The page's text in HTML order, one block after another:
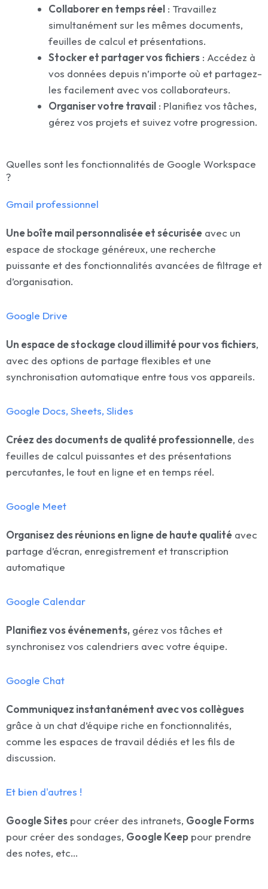
Collaborer en temps réel : Travaillez
simultanément sur les mêmes documents,
feuilles de calcul et présentations.
Stocker et partager vos fichiers : Accédez à
vos données depuis n’importe où et partagez-
les facilement avec vos collaborateurs.
Organiser votre travail : Planifiez vos tâches,
gérez vos projets et suivez votre progression.
Quelles sont les fonctionnalités de Google Workspace
?
Gmail professionnel
Une boîte mail personnalisée et sécurisée avec un
espace de stockage généreux, une recherche
puissante et des fonctionnalités avancées de filtrage et
d’organisation.
Google Drive
Un espace de stockage cloud illimité pour vos fichiers,
avec des options de partage flexibles et une
synchronisation automatique entre tous vos appareils.
Google Docs, Sheets, Slides
Créez des documents de qualité professionnelle, des
feuilles de calcul puissantes et des présentations
percutantes, le tout en ligne et en temps réel.
Google Meet
Organisez des réunions en ligne de haute qualité avec
partage d’écran, enregistrement et transcription
automatique
Google Calendar
Planifiez vos événements, gérez vos tâches et
synchronisez vos calendriers avec votre équipe.
Google Chat
Communiquez instantanément avec vos collègues
grâce à un chat d’équipe riche en fonctionnalités,
comme les espaces de travail dédiés et les fils de
discussion.
Et bien d'autres !
Google Sites pour créer des intranets, Google Forms
pour créer des sondages, Google Keep pour prendre
des notes, etc…